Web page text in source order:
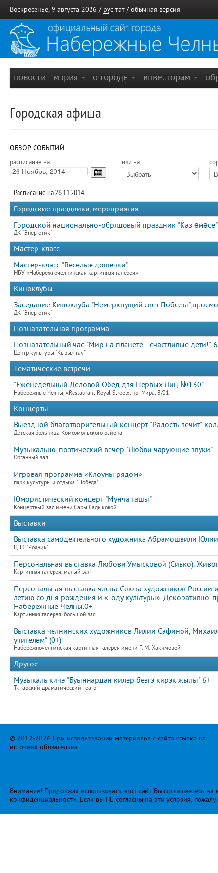
Воскресенье, 9 августа 2026 / рус тат / обычная версия
новости мэрия о городе инвесторам
Городская афиша
ОБЗОР СОБЫТИЙ
расписание на: или на:
Расписание на 26.11.2014
Городские праздники, мероприятия
Городской национально-обрядовый праздник "Каз
ДК "Энергетик"
Мастер-класс
Мастер-класс "Веселые дощечки"
МБУ «Набережночелнинская картинная галерея»
Киноклубы
Заседание Киноклуба "Немеркнущий свет
ДК "Энергетик"
Познавательная программа
Познавательный час "Мир на планете - счастливые дети!"
Центр культуры "Кызыл тау"
Тематические встречи
"Еженедельный Деловой Обед для Первых Лиц №130"
Набережные Челны, «Restaurant Royal Street», пр. Мира, 3/01
Концерты
Выездной благотворительный концерт "Радость лечит"
Детская больница Комсомольского района
Музыкально-поэтический вечер "Любви чарующие звуки"
Органный зал
Игровая программа «Клоуны рядом»
парк культуры и отдыха "Победа"
Юмористический концерт "Мунча ташы"
Концертный зал имени Сары Садыковой
Выставки
Выставка самодеятельного художника Абрамошвили
ЦНК "Родник"
Персональная выставка Любови Умысковой (Сивко).
Картинная галерея, малый зал
Персональная выставка члена Союза художников
летию со дня рождения и «Году культуры». Декоративно-
Набережные Челны.0+
Картинная галерея, большой зал
Выставка челнинских художников Лилии Сафиной,
учителем" (0+)
Набережночелнинская картинная галерея имени Г. М. Хакимовой
Другое
Музыкаль кичэ "Буыннардан килер безгэ кирэк жылы" 6+
Татарский драматический театр
© 2012-2026 При использовании материалов с сайта ссылка на
источник обязательна.
Внимание! Продолжая использовать этот сайт Вы соглашаетесь
конфиденциальности. Если вы НЕ согласны на эти условия,